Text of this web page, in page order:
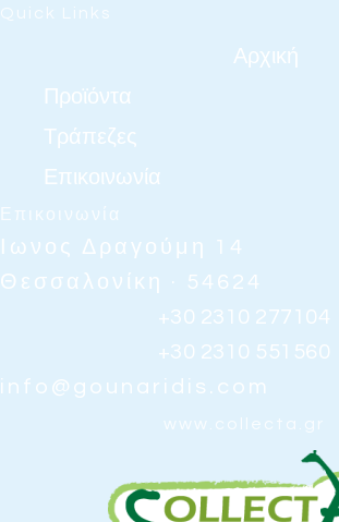
Quick Links
Αρχική
Προϊόντα
Τράπεζες
Επικοινωνία
Επικοινωνία
Ιωνος Δραγούμη 14
Θεσσαλονίκη · 54624
+30 2310 277104
+30 2310 551560
info@gounaridis.com
www.collecta.gr